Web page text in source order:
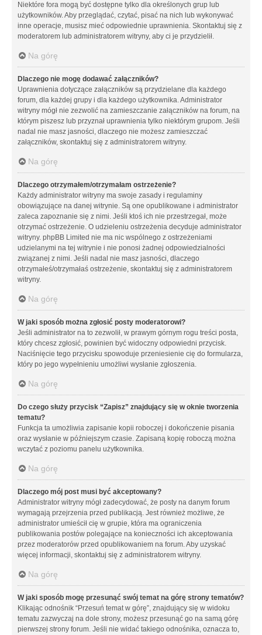
Niektóre fora mogą być dostępne tylko dla określonych grup lub
użytkowników. Aby przeglądać, czytać, pisać na nich lub wykonywać
inne operacje, musisz mieć odpowiednie uprawnienia. Skontaktuj się z
moderatorem lub administratorem witryny, aby ci je przydzielił.
Na górę
Dlaczego nie mogę dodawać załączników?
Uprawnienia dotyczące załączników są przydzielane dla każdego
forum, dla każdej grupy i dla każdego użytkownika. Administrator
witryny mógł nie zezwolić na zamieszczanie załączników na forum, na
którym piszesz lub przyznał uprawnienia tylko niektórym grupom. Jeśli
nadal nie masz jasności, dlaczego nie możesz zamieszczać
załączników, skontaktuj się z administratorem witryny.
Na górę
Dlaczego otrzymałem/otrzymałam ostrzeżenie?
Każdy administrator witryny ma swoje zasady i regulaminy
obowiązujące na danej witrynie. Są one opublikowane i administrator
zaleca zapoznanie się z nimi. Jeśli ktoś ich nie przestrzegał, może
otrzymać ostrzeżenie. O udzieleniu ostrzeżenia decyduje administrator
witryny. phpBB Limited nie ma nic wspólnego z ostrzeżeniami
udzielanymi na tej witrynie i nie ponosi żadnej odpowiedzialności
związanej z nimi. Jeśli nadal nie masz jasności, dlaczego
otrzymałeś/otrzymałaś ostrzeżenie, skontaktuj się z administratorem
witryny.
Na górę
W jaki sposób można zgłosić posty moderatorowi?
Jeśli administrator na to zezwolił, w prawym górnym rogu treści posta,
który chcesz zgłosić, powinien być widoczny odpowiedni przycisk.
Naciśnięcie tego przycisku spowoduje przeniesienie cię do formularza,
który po jego wypełnieniu umożliwi wysłanie zgłoszenia.
Na górę
Do czego służy przycisk “Zapisz” znajdujący się w oknie tworzenia
tematu?
Funkcja ta umożliwia zapisanie kopii roboczej i dokończenie pisania
oraz wysłanie w późniejszym czasie. Zapisaną kopię roboczą można
wczytać z poziomu panelu użytkownika.
Na górę
Dlaczego mój post musi być akceptowany?
Administrator witryny mógł zadecydować, że posty na danym forum
wymagają przejrzenia przed publikacją. Jest również możliwe, że
administrator umieścił cię w grupie, która ma ograniczenia
publikowania postów polegające na konieczności ich akceptowania
przez moderatorów przed opublikowaniem na forum. Aby uzyskać
więcej informacji, skontaktuj się z administratorem witryny.
Na górę
W jaki sposób mogę przesunąć swój temat na górę strony tematów?
Klikając odnośnik “Przesuń temat w górę”, znajdujący się w widoku
tematu zazwyczaj na dole strony, możesz przesunąć go na samą górę
pierwszej strony forum. Jeśli nie widać takiego odnośnika, oznacza to,